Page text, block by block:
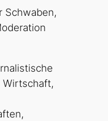
Schwaben,
Wirtschaft,